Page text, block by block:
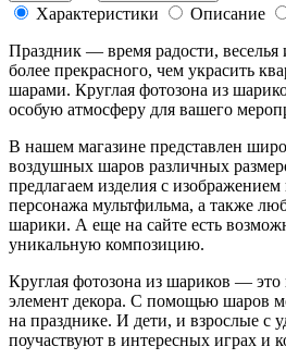
Характеристики Описание
Праздник — время радости, веселья
более прекрасного, чем украсить
шарами. Круглая фотозона из
особую атмосферу для вашего
В нашем магазине представлен
воздушных шаров различных
предлагаем изделия с
персонажа мультфильма, а также
шарики. А еще на сайте есть
уникальную композицию.
Круглая фотозона из шариков — это
элемент декора. С помощью шаров
на празднике. И дети, и взрослые с
поучаствуют в интересных играх и